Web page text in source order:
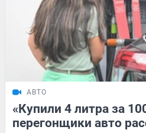
АВТО
«Купили 4 литра за
перегонщики авто